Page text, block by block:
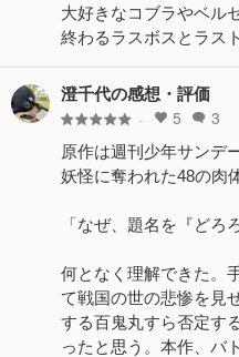
大好きなコブラやベル
終わるラスボスとラス
澄千代の感想・評価
- 5 3
原作は週刊少年サンデ
妖怪に奪われた48の肉
「なぜ、題名を『どろ
何となく理解できた。
て戦国の世の悲惨を見
する百鬼丸すら否定す
ったと思う。本作、バ